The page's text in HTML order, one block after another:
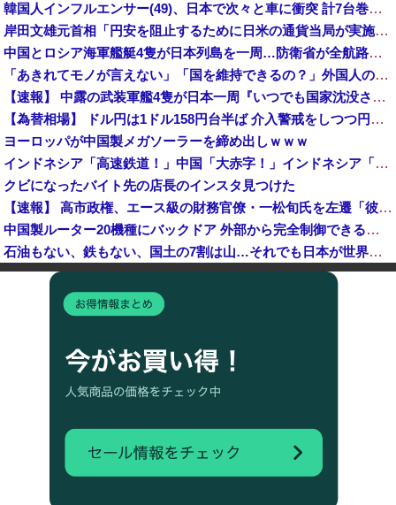
韓国人インフルエンサー(49)、日本で次々と車に衝突 計7台巻き込み 八王子
岸田文雄元首相「円安を阻止するために日米の通貨当局が実施した為替介入は一時しのぎに過ぎない」
中国とロシア海軍艦艇4隻が日本列島を一周…防衛省が全航路を公開！
「あきれてモノが言えない」「国を維持できるの？」外国人の永住許可要件の厳格化で在日中国人の本音は？
【速報】 中露の武装軍艦4隻が日本一周『いつでも国家沈没させられるぞ』
【為替相場】 ドル円は1ドル158円台半ば 介入警戒をしつつ円売りが続行
ヨーロッパが中国製メガソーラーを締め出しｗｗｗ
インドネシア「高速鉄道！」中国「大赤字！」インドネシア「運営会社の株式購入！（負債対策」中国「はい（巨額負債」インドネシア「700km延伸計画！（実質中止」→
クビになったバイト先の店長のインスタ見つけた
【速報】 高市政権、エース級の財務官僚・一松旬氏を左遷「彼は協力的でなかった」財務省の言いなりではないことが判明
中国製ルーター20機種にバックドア 外部から完全制御できる機能が仕込まれていた
石油もない、鉄もない、国土の7割は山…それでも日本が世界屈指の経済大国になれた「勤勉さ」以外の勝因！
日本が長距離巡航ミサイルの試験発射に成功！北朝鮮が激怒「日本が戦争国家になろうとしている」「絶対に傍観しない、必ず後悔させる」